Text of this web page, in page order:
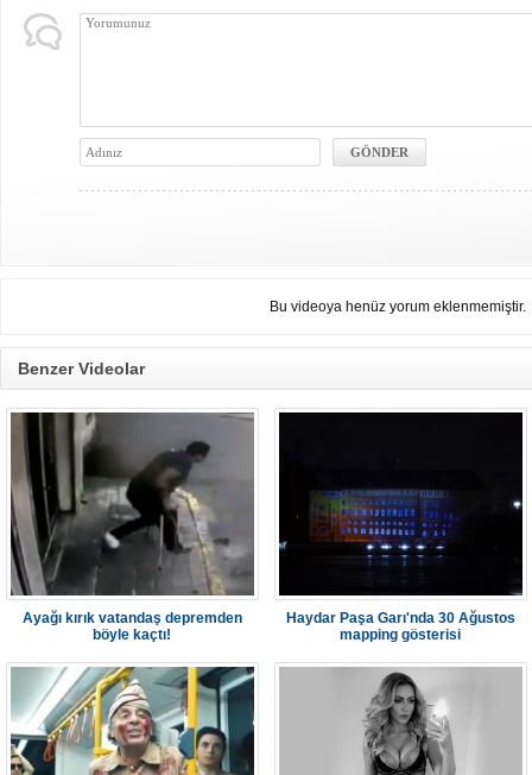
Bu videoya henüz yorum eklenmemiştir.
Benzer Videolar
Ayağı kırık vatandaş depremden
böyle kaçtı!
Haydar Paşa Garı'nda 30 Ağustos
mapping gösterisi